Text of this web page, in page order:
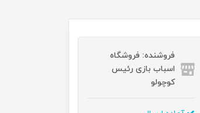
فروشنده: فروشگاه
اسباب بازی رئیس
کوچولو